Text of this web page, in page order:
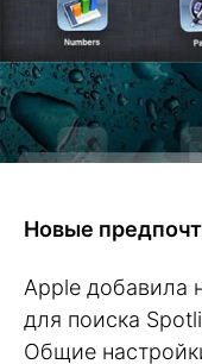
Новые
Apple добавила
для поиска
Общие